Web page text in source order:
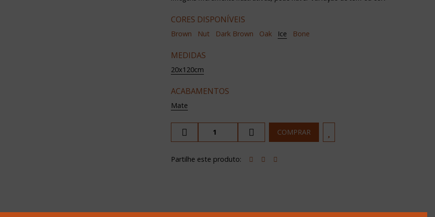
CORES DISPONÍVEIS
Brown Nut Dark Brown Oak Ice Bone
MEDIDAS
20x120cm
ACABAMENTOS
Mate
Partilhe este produto: